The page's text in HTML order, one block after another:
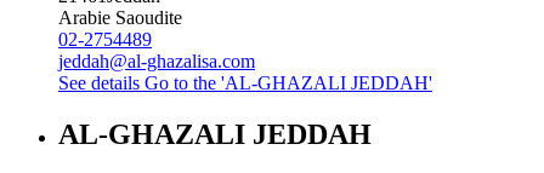
Arabie Saoudite
02-2754489
jeddah@al-ghazalisa.com
See details Go to the 'AL-GHAZALI JEDDAH'
AL-GHAZALI JEDDAH